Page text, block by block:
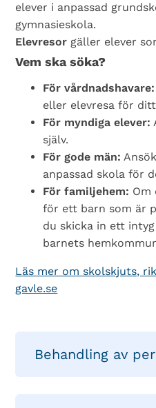
elever i anpassad
gymnasieskola.
Elevresor gäller elever
Vem ska söka?
För
eller elevresa för
För myndiga elever:
själv.
För gode män:
anpassad skola för
För familjehem: Om
för ett barn som är
du skicka in ett
barnets
Läs mer om skolskjuts,
gavle.se
Behandling av